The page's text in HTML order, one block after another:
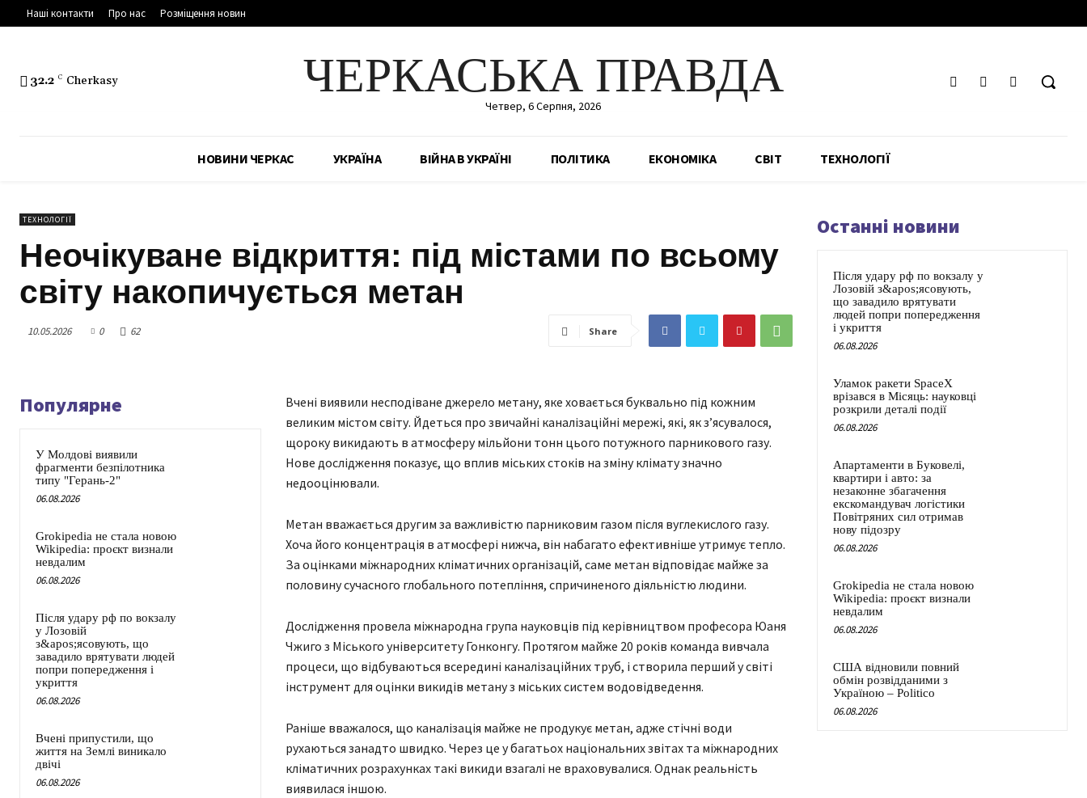
Наші контакти Про нас Розміщення новин
32.2 C Cherkasy ЧЕРКАСЬКА ПРАВДА
Четвер, 6 Серпня, 2026
НОВИНИ ЧЕРКАС УКРАЇНА ВІЙНА В УКРАЇНІ ПОЛІТИКА ЕКОНОМІКА СВІТ ТЕХНОЛОГІЇ
ТЕХНОЛОГІЇ
Неочікуване відкриття: під містами по всьому
світу накопичується метан
10.05.2026 0 62 Share
Популярне
У Молдові виявили
фрагменти безпілотника
типу "Герань-2"
06.08.2026
Grokipedia не стала новою
Wikipedia: проєкт визнали
невдалим
06.08.2026
Після удару рф по вокзалу
у Лозовій
з&apos;ясовують, що
завадило врятувати людей
попри попередження і
укриття
06.08.2026
Вчені припустили, що
життя на Землі виникало
двічі
06.08.2026
Вчені виявили несподіване джерело метану, яке ховається буквально під кожним
великим містом світу. Йдеться про звичайні каналізаційні мережі, які, як з’ясувалося,
щороку викидають в атмосферу мільйони тонн цього потужного парникового газу.
Нове дослідження показує, що вплив міських стоків на зміну клімату значно
недооцінювали.
Метан вважається другим за важливістю парниковим газом після вуглекислого газу.
Хоча його концентрація в атмосфері нижча, він набагато ефективніше утримує тепло.
За оцінками міжнародних кліматичних організацій, саме метан відповідає майже за
половину сучасного глобального потепління, спричиненого діяльністю людини.
Дослідження провела міжнародна група науковців під керівництвом професора Юаня
Чжиго з Міського університету Гонконгу. Протягом майже 20 років команда вивчала
процеси, що відбуваються всередині каналізаційних труб, і створила перший у світі
інструмент для оцінки викидів метану з міських систем водовідведення.
Раніше вважалося, що каналізація майже не продукує метан, адже стічні води
рухаються занадто швидко. Через це у багатьох національних звітах та міжнародних
кліматичних розрахунках такі викиди взагалі не враховувалися. Однак реальність
виявилася іншою.
Останні новини
Після удару рф по вокзалу у
Лозовій з&apos;ясовують,
що завадило врятувати
людей попри попередження
і укриття
06.08.2026
Уламок ракети SpaceX
врізався в Місяць: науковці
розкрили деталі події
06.08.2026
Апартаменти в Буковелі,
квартири і авто: за
незаконне збагачення
екскомандувач логістики
Повітряних сил отримав
нову підозру
06.08.2026
Grokipedia не стала новою
Wikipedia: проєкт визнали
невдалим
06.08.2026
США відновили повний
обмін розвідданими з
Україною – Politico
06.08.2026